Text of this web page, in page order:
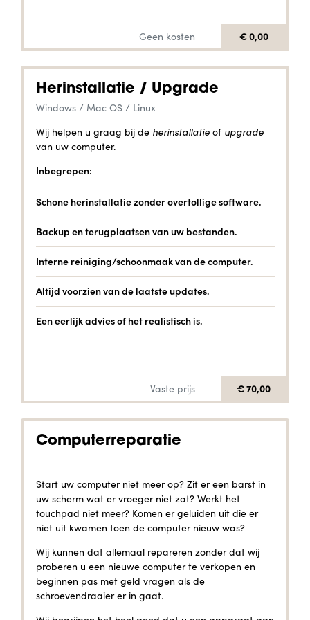
Geen kosten € 0,00
Herinstallatie / Upgrade
Windows / Mac OS / Linux
Wij helpen u graag bij de herinstallatie of upgrade
van uw computer.
Inbegrepen:
Schone herinstallatie zonder overtollige software.
Backup en terugplaatsen van uw bestanden.
Interne reiniging/schoonmaak van de computer.
Altijd voorzien van de laatste updates.
Een eerlijk advies of het realistisch is.
Vaste prijs € 70,00
Computerreparatie
Start uw computer niet meer op? Zit er een barst in
uw scherm wat er vroeger niet zat? Werkt het
touchpad niet meer? Komen er geluiden uit die er
niet uit kwamen toen de computer nieuw was?
Wij kunnen dat allemaal repareren zonder dat wij
proberen u een nieuwe computer te verkopen en
beginnen pas met geld vragen als de
schroevendraaier er in gaat.